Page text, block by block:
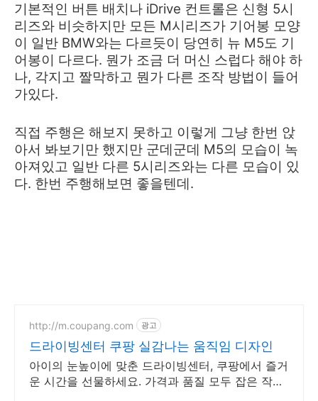
기본적인 버튼 배치나 iDrive 컨트롤은 신형 5시
리즈와 비슷하지만 모든 M시리즈가 기어봉 모양
이 일반 BMW와는 다르듯이 당연히 뉴 M5도 기
어봉이 다르다. 뭔가 조금 더 머신 스럽다 해야 하
나, 각지고 짤막하고 뭔가 다른 조작 방법이 들어
가있다.
직접 주행은 해보지 못하고 이렇게 그냥 한번 앉
아서 봐보기만 했지만 군데군데 M5의 모습이 녹
아져있고 일반 다른 5시리즈와는 다른 모습이 있
다. 한번 주행해보면 좋을텐데.
http://m.coupang.com 광고
드라이빙센터 쿠팡 실감나는 움직임 디자인
아이의 눈높이에 맞춘 드라이빙센터, 쿠팡에서 즐거
운 시간을 선물하세요. 가격과 품질 모두 잡은 작동